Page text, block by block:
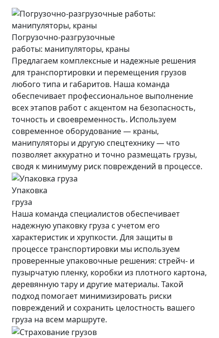
Погрузочно-разгрузочные
работы: манипуляторы, краны
Предлагаем комплексные и надежные решения
для транспортировки и перемещения грузов
любого типа и габаритов. Наша команда
обеспечивает профессиональное выполнение
всех этапов работ с акцентом на безопасность,
точность и своевременность. Используем
современное оборудование — краны,
манипуляторы и другую спецтехнику — что
позволяет аккуратно и точно размещать грузы,
сводя к минимуму риск повреждений в процессе.
Упаковка
груза
Наша команда специалистов обеспечивает
надежную упаковку груза с учетом его
характеристик и хрупкости. Для защиты в
процессе транспортировки мы используем
проверенные упаковочные решения: стрейч- и
пузырчатую пленку, коробки из плотного картона,
деревянную тару и другие материалы. Такой
подход помогает минимизировать риски
повреждений и сохранить целостность вашего
груза на всем маршруте.